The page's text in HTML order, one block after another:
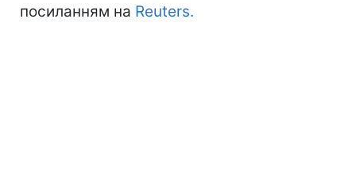
посиланням на Reuters.